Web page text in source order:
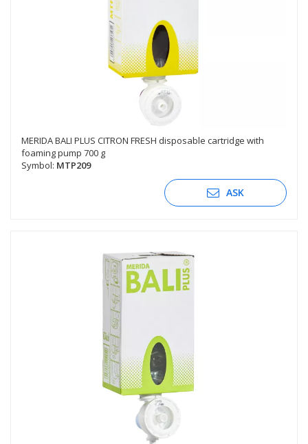
MERIDA BALI PLUS CITRON FRESH disposable cartridge with
foaming pump 700 g
Symbol: MTP209
ASK